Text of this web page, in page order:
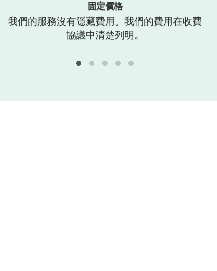
固定價格
我們的服務沒有隱藏費用。我們的費用在收費
協議中清楚列明。